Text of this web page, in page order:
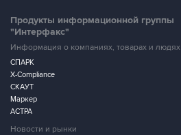
Продукты информационной группы
"Интерфакс"
Информация о компаниях, товарах и людях
СПАРК
X-Compliance
СКАУТ
Маркер
АСТРА
Новости и рынки